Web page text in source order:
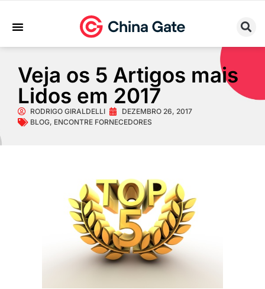
Veja os 5 Artigos mais
Lidos em 2017
RODRIGO GIRALDELLI
DEZEMBRO 26, 2017
BLOG, ENCONTRE FORNECEDORES